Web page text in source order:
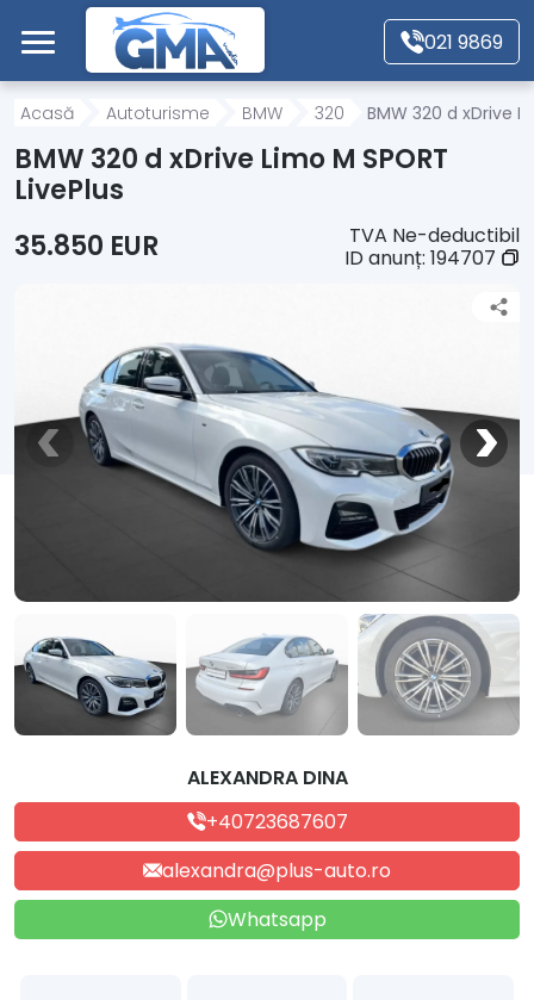
Mergi direct la conținutul principal
021 9869
Acasă
Autoturisme
Motociclete
Alte tipuri vehicule
Despre Noi
Acasă Autoturisme BMW 320 BMW 320 d xDrive
BMW 320 d xDrive Limo M SPORT
LivePlus
35.850 EUR
TVA Ne-deductibil
ID anunț: 194707
ALEXANDRA DINA
+40723687607
alexandra@plus-auto.ro
Whatsapp